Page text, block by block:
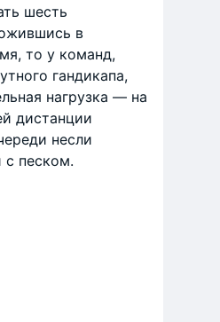
шесть
в
то у команд,
гандикапа,
нагрузка — на
дистанции
несли
песком.